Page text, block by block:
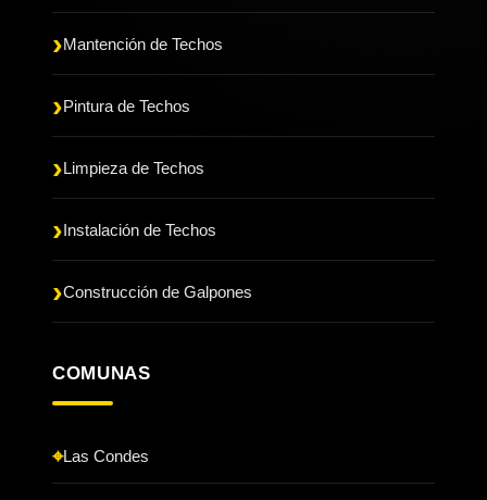
Mantención de Techos
Pintura de Techos
Limpieza de Techos
Instalación de Techos
Construcción de Galpones
COMUNAS
Las Condes